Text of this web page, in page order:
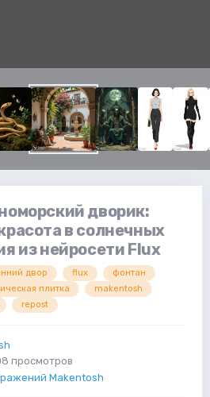
дворик:
в солнечных
из нейросети Flux
двор flux
фонтан
плитка
makentosh
repost
просмотров
Makentosh